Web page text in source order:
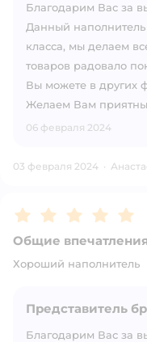
Благодарим Вас за
Данный
класса, мы делаем
товаров радовало
Вы можете в других
Желаем Вам
06 февраля 2024
03 февраля 2024 ·
Рейтинг:5
Общие впечатления
Хороший наполнитель
Представитель
Благодарим Вас за